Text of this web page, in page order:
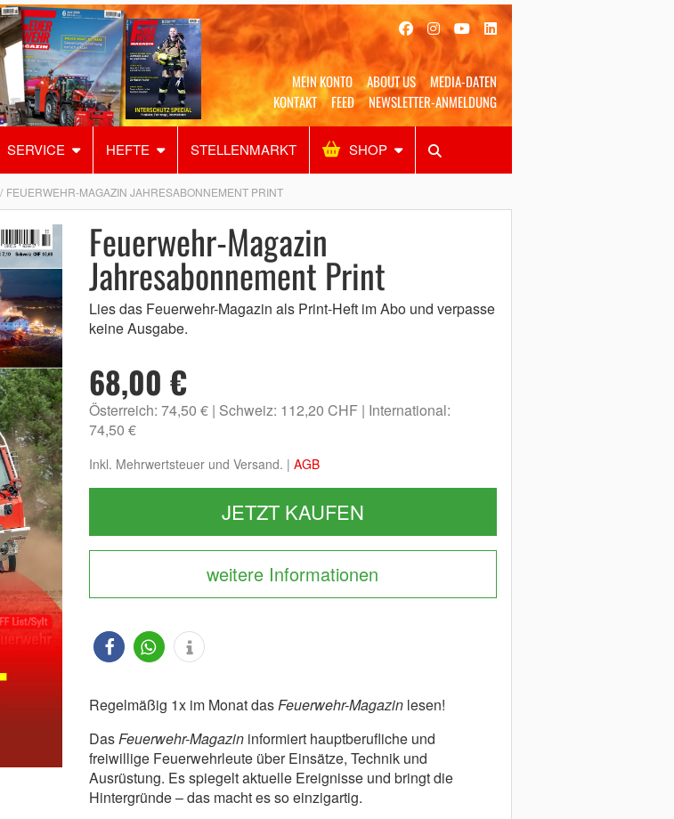
MEIN KONTO ABOUT US
MEDIA-DATEN
KONTAKT
FEED NEWSLETTER-ANMELDUNG
SERVICE HEFTE STELLENMARKT SHOP
Alles Shop SUCHEN
FEUERWEHR-MAGAZIN JAHRESABONNEMENT PRINT
Feuerwehr-Magazin
Jahresabonnement Print
Lies das Feuerwehr-Magazin als Print-Heft im Abo und verpasse
keine Ausgabe.
68,00 €
Österreich: 74,50 € Schweiz: 112,20 CHF International:
74,50 €
Inkl. Mehrwertsteuer und Versand. | AGB
JETZT KAUFEN
weitere Informationen
Regelmäßig 1x im Monat dasFeuerwehr-Magazin lesen!
DasFeuerwehr-Magazin informiert hauptberufliche und
freiwillige Feuerwehrleute über Einsätze, Technik und
Ausrüstung. Es spiegelt aktuelle Ereignisse und bringt die
Hintergründe – das macht es so einzigartig.